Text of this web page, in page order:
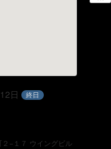
日 終日
−１７ ウイングビル